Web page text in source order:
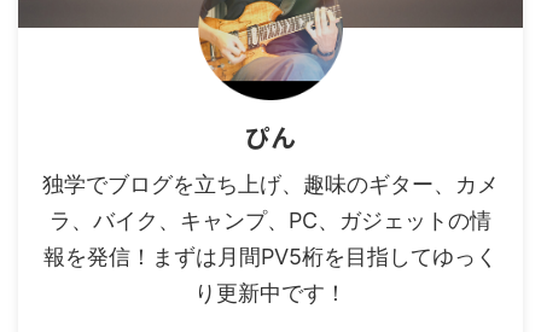
ぴん
独学でブログを立ち上げ、趣味のギター、カメ
ラ、バイク、キャンプ、PC、ガジェットの情
報を発信！まずは月間PV5桁を目指してゆっく
り更新中です！